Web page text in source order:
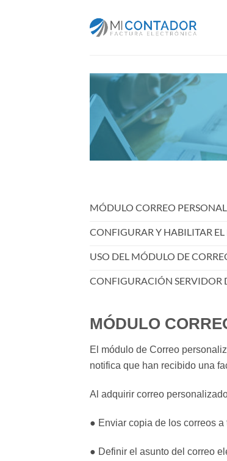
MÓDULO CORREO
CONFIGURAR Y HABILITAR
USO DEL MÓDULO DE
CONFIGURACIÓN SERVIDOR
MÓDULO
El módulo de Correo
notifica que han recibido una
Al adquirir correo
● Enviar copia de los correos a
● Definir el asunto del correo